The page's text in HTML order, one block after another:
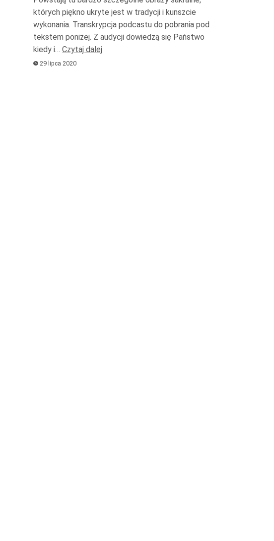
zwiększyć
lub
zmniejszyć
których piękno ukryte jest w tradycji i kunszcie
wykonania. Transkrypcja podcastu do pobrania pod
tekstem poniżej. Z audycji dowiedzą się Państwo
kiedy i…Czytaj dalej
29 lipca 2020